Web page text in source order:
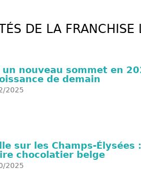
DE LA FRANCHISE
nouveau sommet en
de demain
2025
sur les Champs-
chocolatier belge
2025